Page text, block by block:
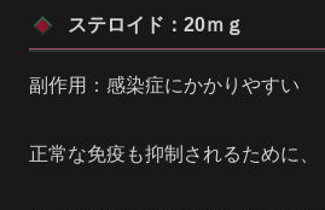
ステロイド：20ｍｇ
副作用：感染症にかかりやすい
正常な免疫も抑制されるために、